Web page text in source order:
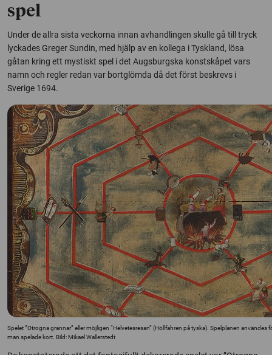
spel
Under de allra sista veckorna innan avhandlingen skulle gå till tryck
lyckades Greger Sundin, med hjälp av en kollega i Tyskland, lösa
gåtan kring ett mystiskt spel i det Augsburgska konstskåpet vars
namn och regler redan var bortglömda då det först beskrevs i
Sverige 1694.
Spelet ”Otrogna grannar” eller möjligen “Helvetesresan” (Höllfahren på tyska). Spelplanen
man spelade kort. Bild: Mikael Wallerstedt